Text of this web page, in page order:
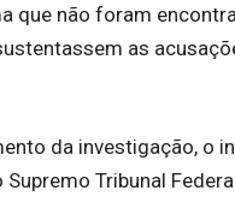
que não foram
as
da investigação, o
Tribunal